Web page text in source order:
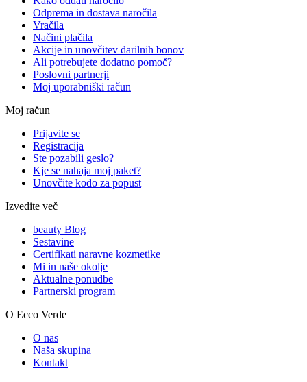
Odprema in dostava naročila
Vračila
Načini plačila
Akcije in unovčitev darilnih bonov
Ali potrebujete dodatno pomoč?
Poslovni partnerji
Moj uporabniški račun
Moj račun
Prijavite se
Registracija
Ste pozabili geslo?
Kje se nahaja moj paket?
Unovčite kodo za popust
Izvedite več
beauty Blog
Sestavine
Certifikati naravne kozmetike
Mi in naše okolje
Aktualne ponudbe
Partnerski program
O Ecco Verde
O nas
Naša skupina
Kontakt